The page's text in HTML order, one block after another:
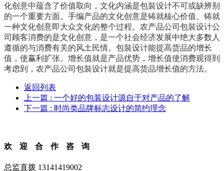
化创意中蕴含了价值取向，文化内涵是包裝设计不可或缺辨别
的一个重要方面。手编产品的文化创意是铸就核心价值、铸就
一种文化创意即大众文化的整个过程。 农产品公司包裝设计公
司顾客消费的是文化创意，是一个社会经济发展中绝大多数人
遵循的与消费有关的风土民情。包裝设计能提高货品的增长
值，使赢利扩张。增长值就是产品优势，增长值使消费观得到
考虑到，农产品公司包裝设计就是提高货品增长值的方法。
返回列表
上一篇 : 一个好的包装设计源自于对产品的了解
下一篇 : 时尚类品牌标志设计的简约理念
欢迎合作咨询
总监直拨 13141419002